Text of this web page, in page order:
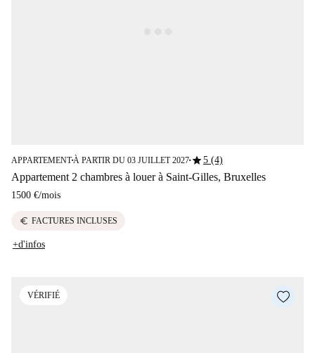
APPARTEMENT■À PARTIR DU 03 JUILLET 2027■star5 (4)
Appartement 2 chambres à louer à Saint-Gilles, Bruxelles
1500 €/mois
euro FACTURES INCLUSES
+d'infos
VÉRIFIÉ